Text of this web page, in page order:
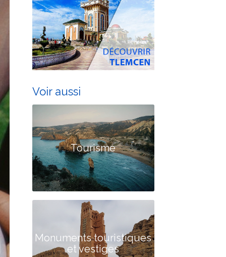
Voir aussi
Tourisme
Monuments touristiques
et vestiges